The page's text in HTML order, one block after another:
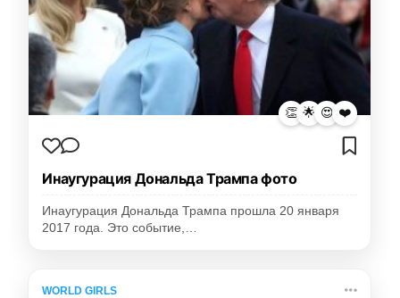
👏 🌟 😍 ❤️
Инаугурация Дональда Трампа фото
Инаугурация Дональда Трампа прошла 20 января
2017 года. Это событие,…
WORLD GIRLS